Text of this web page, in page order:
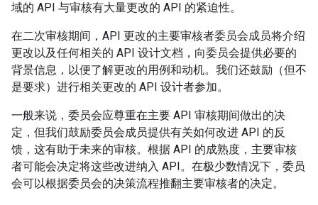
域的 API 与审核有大量更改的 API 的紧迫性。
在二次审核期间，API 更改的主要审核者委员会成员将介绍
更改以及任何相关的 API 设计文档，向委员会提供必要的
背景信息，以便了解更改的用例和动机。我们还鼓励（但不
是要求）进行相关更改的 API 设计者参加。
一般来说，委员会应尊重在主要 API 审核期间做出的决
定，但我们鼓励委员会成员提供有关如何改进 API 的反
馈，这有助于未来的审核。根据 API 的成熟度，主要审核
者可能会决定将这些改进纳入 API。在极少数情况下，委员
会可以根据委员会的决策流程推翻主要审核者的决定。